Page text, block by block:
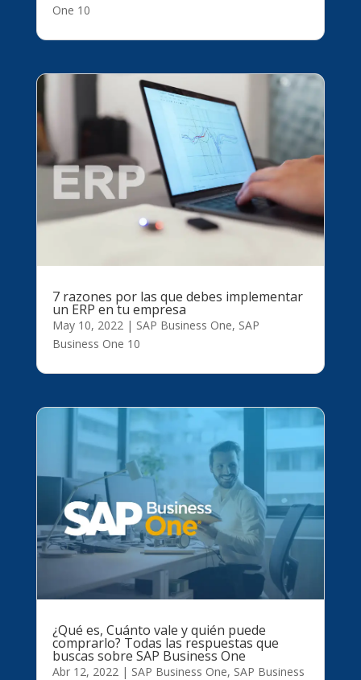
One 10
7 razones por las que debes implementar
un ERP en tu empresa
May 10, 2022 | SAP Business One, SAP
Business One 10
¿Qué es, Cuánto vale y quién puede
comprarlo? Todas las respuestas que
buscas sobre SAP Business One
Abr 12, 2022 | SAP Business One, SAP Business